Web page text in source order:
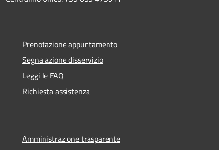
Prenotazione appuntamento
Segnalazione disservizio
Leggi le FAQ
Richiesta assistenza
Amministrazione trasparente